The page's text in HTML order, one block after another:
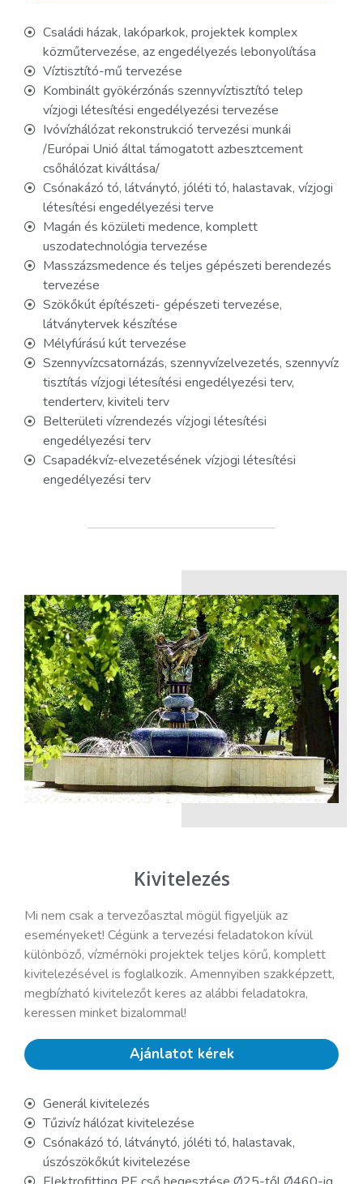
Magán és közületi medence, komplett
uszodatechnológia tervezése
Masszázsmedence és teljes gépészeti berendezés
tervezése
Szökőkút építészeti- gépészeti tervezése,
látványtervek készítése
Mélyfúrású kút tervezése
Szennyvízcsatornázás, szennyvízelvezetés, szennyvíz
tisztítás vízjogi létesítési engedélyezési terv,
tenderterv, kiviteli terv
Belterületi vízrendezés vízjogi létesítési
engedélyezési terv
Csapadékvíz-elvezetésének vízjogi létesítési
engedélyezési terv
Családi házak, lakóparkok, projektek komplex
közműtervezése, az engedélyezés lebonyolítása
Víztisztító-mű tervezése
Kombinált gyökérzónás szennyvíztisztító telep
vízjogi létesítési engedélyezési tervezése
Ivóvízhálózat rekonstrukció tervezési munkái
/Európai Unió által támogatott azbesztcement
csőhálózat kiváltása/
Csónakázó tó, látványtó, jóléti tó, halastavak, vízjogi
létesítési engedélyezési terve
Kivitelezés
Mi nem csak a tervezőasztal mögül figyeljük az
eseményeket! Cégünk a tervezési feladatokon kívül
különböző, vízmérnöki projektek teljes körű, komplett
kivitelezésével is foglalkozik. Amennyiben szakképzett,
megbízható kivitelezőt keres az alábbi feladatokra,
keressen minket bizalommal!
Ajánlatot kérek
Generál kivitelezés
Tűzivíz hálózat kivitelezése
Csónakázó tó, látványtó, jóléti tó, halastavak,
úszószökőkút kivitelezése